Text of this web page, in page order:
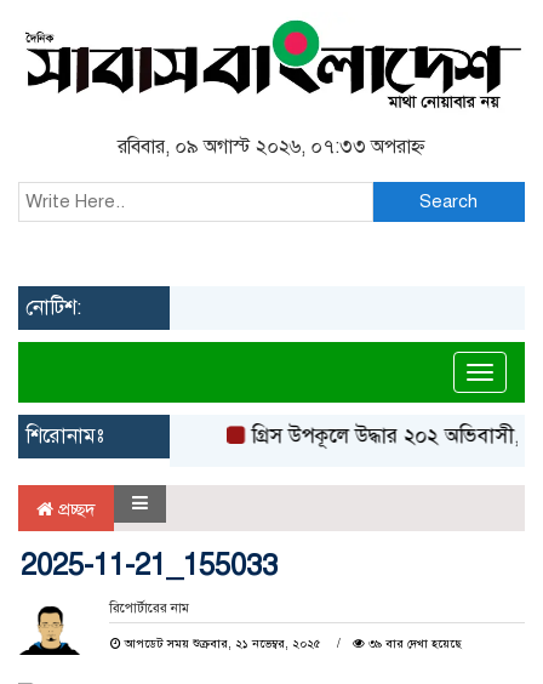
রবিবার, ০৯ অগাস্ট ২০২৬, ০৭:৩৩ অপরাহ্ন
Search
নোটিশ:
শিরোনামঃ গ্রিস উপকূলে উদ্ধার ২০২ অভিবাসী,
প্রচ্ছদ
2025-11-21_155033
রিপোর্টারের নাম
আপডেট সময় শুক্রবার, ২১ নভেম্বর, ২০২৫ ৩৯ বার দেখা হয়েছে